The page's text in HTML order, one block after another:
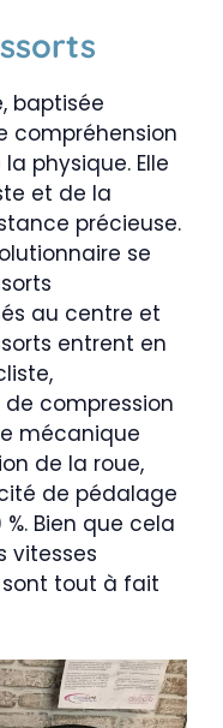
baptisée
compréhension
physique. Elle
et de la
précieuse.
se
au centre et
entrent en
compression
mécanique
de la roue,
de pédalage
Bien que cela
vitesses
sont tout à fait